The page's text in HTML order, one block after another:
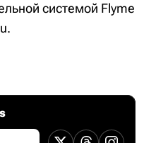
системой Flyme